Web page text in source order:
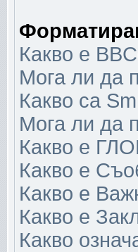
Какво е
Мога ли да
Какво са
Мога ли да
Какво е
Какво е
Какво е
Какво е
Какво